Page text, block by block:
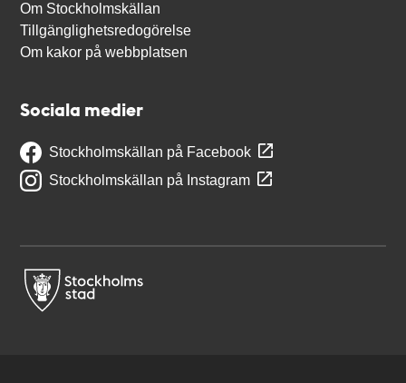
Om Stockholmskällan
Tillgänglighetsredogörelse
Om kakor på webbplatsen
Sociala medier
Stockholmskällan på Facebook
Stockholmskällan på Instagram